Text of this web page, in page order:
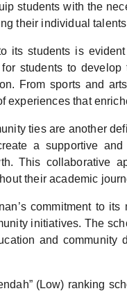
students with the
their individual
its students is
students to
From sports and
experiences that
ties are another
a supportive
This collaborative
their academic
commitment to
initiatives. The
and community
(Low) ranking